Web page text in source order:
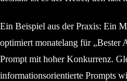
Ein Beispiel aus der Praxis: Ein
optimiert monatelang für „Bester
Prompt mit hoher Konkurrenz.
informationsorientierte Prompts